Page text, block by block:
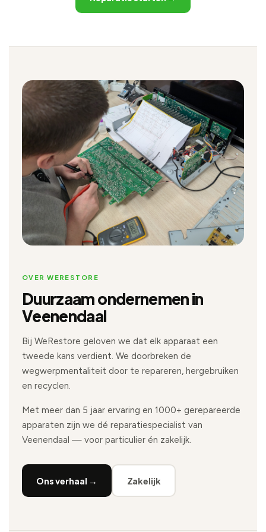
OVER WERESTORE
Duurzaam ondernemen in
Veenendaal
Bij WeRestore geloven we dat elk apparaat een
tweede kans verdient. We doorbreken de
wegwerpmentaliteit door te repareren, hergebruiken
en recyclen.
Met meer dan 5 jaar ervaring en 1000+ gerepareerde
apparaten zijn we dé reparatiespecialist van
Veenendaal — voor particulier én zakelijk.
Ons verhaal → Zakelijk